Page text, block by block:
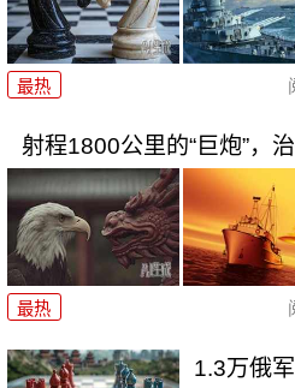
最热
射程1800公里的“巨炮”，治
最热
1.3万俄